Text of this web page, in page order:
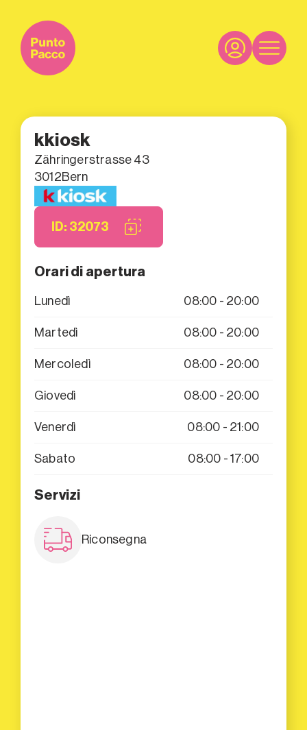
kkiosk
Zähringerstrasse 43
3012Bern
ID: 32073
Orari di apertura
Lunedì 08:00 - 20:00
Martedì 08:00 - 20:00
Mercoledì 08:00 - 20:00
Giovedì 08:00 - 20:00
Venerdì 08:00 - 21:00
Sabato 08:00 - 17:00
Servizi
Riconsegna